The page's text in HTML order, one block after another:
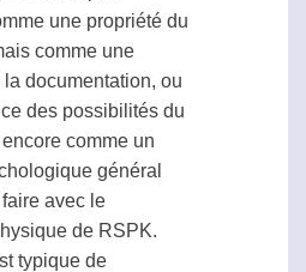
une propriété du
comme une
documentation, ou
des possibilités du
comme un
général
faire avec le
de RSPK.
typique de